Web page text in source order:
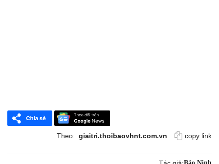
Theo: giaitri.thoibaovhnt.com.vn copy link